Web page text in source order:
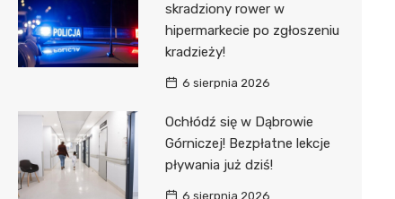
skradziony rower w
hipermarkecie po zgłoszeniu
kradzieży!
6 sierpnia 2026
Ochłódź się w Dąbrowie
Górniczej! Bezpłatne lekcje
pływania już dziś!
6 sierpnia 2026